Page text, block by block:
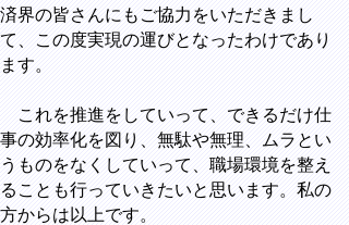
済界の皆さんにもご協力をいただきまし
て、この度実現の運びとなったわけであり
ます。
これを推進をしていって、できるだけ仕
事の効率化を図り、無駄や無理、ムラとい
うものをなくしていって、職場環境を整え
ることも行っていきたいと思います。私の
方からは以上です。